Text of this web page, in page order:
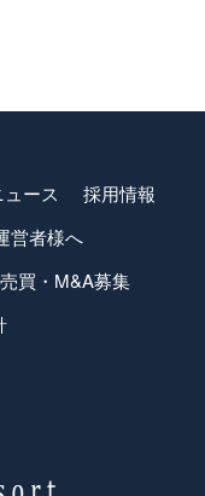
ュース
採用情報
営者様へ
買・M&A募集